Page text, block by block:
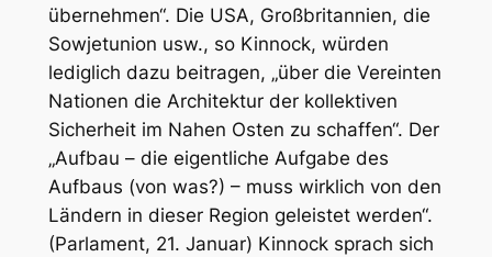
übernehmen“. Die USA, Großbritannien, die
Sowjetunion usw., so Kinnock, würden
lediglich dazu beitragen, „über die Vereinten
Nationen die Architektur der kollektiven
Sicherheit im Nahen Osten zu schaffen“. Der
„Aufbau – die eigentliche Aufgabe des
Aufbaus (von was?) – muss wirklich von den
Ländern in dieser Region geleistet werden“.
(Parlament, 21. Januar) Kinnock sprach sich